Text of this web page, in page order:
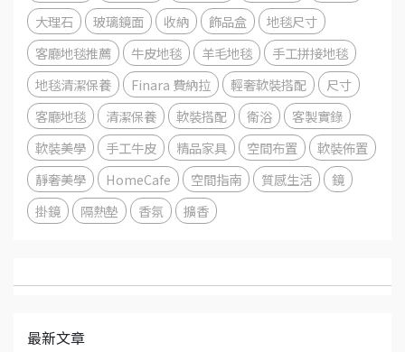
大理石
玻璃鏡面 收納 飾品盒
地毯尺寸
客廳地毯推薦
牛皮地毯 羊毛地毯
手工拼接地毯
地毯清潔保養
Finara 費納拉 輕奢軟裝搭配
尺寸
客廳地毯
清潔保養 軟裝搭配 衛浴
客製實錄
軟裝美學
手工牛皮 精品家具 空間布置
軟裝佈置
靜奢美學
HomeCafe 空間指南 質感生活
鏡
掛鏡
隔熱墊 香氛 擴香
最新文章